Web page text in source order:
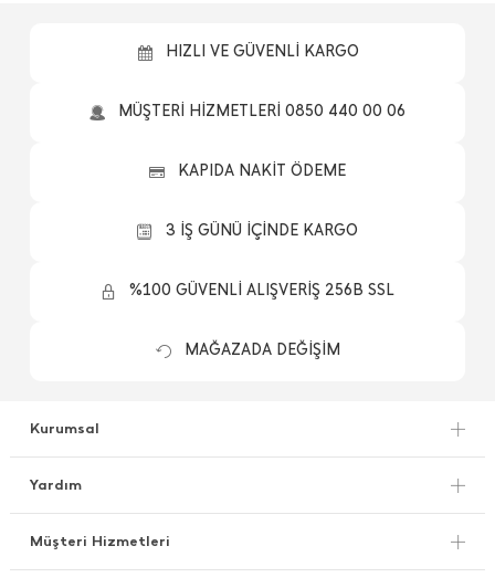
HIZLI VE GÜVENLİ KARGO
MÜŞTERİ HİZMETLERİ 0850 440 00 06
KAPIDA NAKİT ÖDEME
3 İŞ GÜNÜ İÇİNDE KARGO
%100 GÜVENLİ ALIŞVERİŞ 256B SSL
MAĞAZADA DEĞİŞİM
Kurumsal
Yardım
Müşteri Hizmetleri